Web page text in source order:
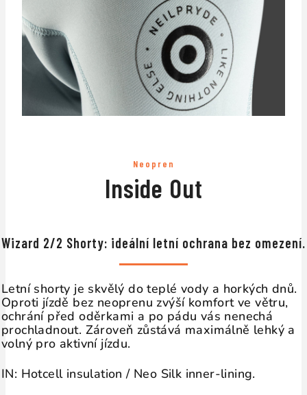
Neopren
Inside Out
Wizard 2/2 Shorty: ideální letní ochrana bez omezení.
Letní shorty je skvělý do teplé vody a horkých dnů.
Oproti jízdě bez neoprenu zvýší komfort ve větru,
ochrání před oděrkami a po pádu vás nenechá
prochladnout. Zároveň zůstává maximálně lehký a
volný pro aktivní jízdu.
IN: Hotcell insulation / Neo Silk inner-lining.